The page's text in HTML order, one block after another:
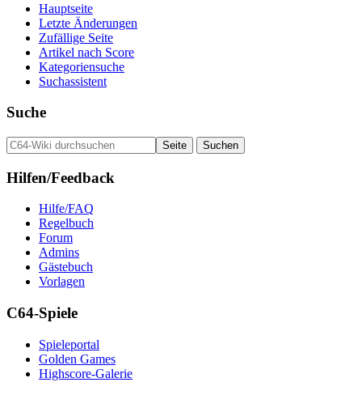
Hauptseite
Letzte Änderungen
Zufällige Seite
Artikel nach Score
Kategoriensuche
Suchassistent
Suche
Hilfen/Feedback
Hilfe/FAQ
Regelbuch
Forum
Admins
Gästebuch
Vorlagen
C64-Spiele
Spieleportal
Golden Games
Highscore-Galerie